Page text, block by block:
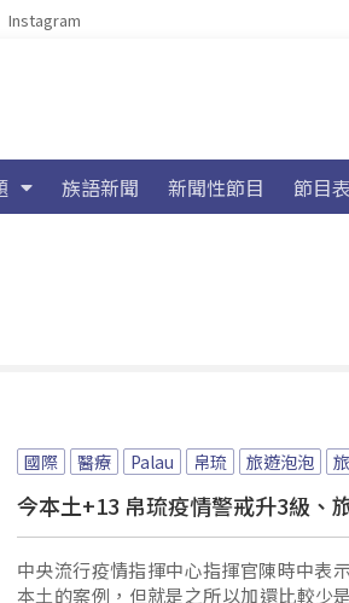
Instagram
族語新聞 新聞性節目 節目表
國際 醫療 Palau 帛琉 旅遊泡泡
今本土+13 帛琉疫情警戒升3級、
中央流行疫情指揮中心指揮官陳時中表
本土的案例，但就是之所以加還比較少